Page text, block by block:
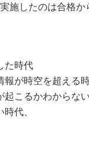
施したのは合格か
た時代
報が時空を超える
起こるかわからな
ない時代、
代